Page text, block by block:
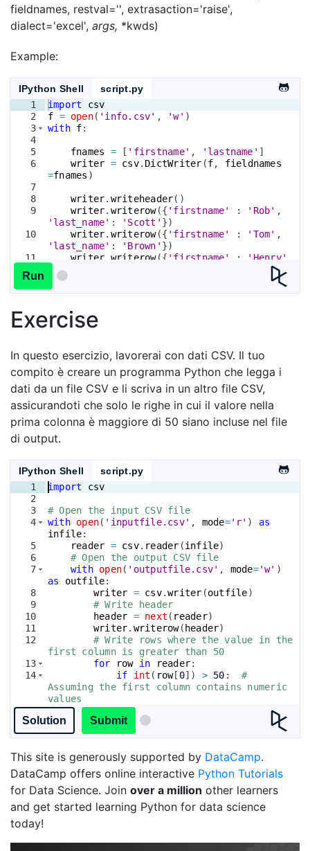
fieldnames, restval='', extrasaction='raise',
dialect='excel', args, *kwds)
Example:
IPython Shell
script.py
1
2
3
4
5
6
7
8
9
10
11
import
csv
f = open( 'info.csv' , 'w' )
with f:
fnames = [ 'firstname' , 'lastname' ]
writer = csv. DictWriter (f, fieldnames
=fnames )
writer. writeheader( )
writer. writerow({ 'firstname' : 'Rob' ,
'last_name' : 'Scott' })
writer. writerow({ 'firstname' : 'Tom' ,
'last_name' : 'Brown' })
writer writerow({ 'firstname' : 'Henry'
'last_name'
Run
Exercise
In questo esercizio, lavorerai con dati CSV. Il tuo
compito è creare un programma Python che legga i
dati da un file CSV e li scriva in un altro file CSV,
assicurandoti che solo le righe in cui il valore nella
prima colonna è maggiore di 50 siano incluse nel file
di output.
IPython Shell
script.py
1
2
3
4
5
6
7
8
9
10
11
12
13
14
15
import csv
# Open the input CSV file
with open( 'inputfile.csv' , mode='r' )
as
infile:
reader = csv. reader (infile)
# Open the output CSV file
with open( 'outputfile.csv' , mode='w' )
as
outfile:
writer = csv.writer (outfile)
# Write header
header = next ( reader)
writer. writerow( header)
# Write rows where the value in the
first column is greater than 50
for
row in reader:
if
int ( row[ 0]) > 50 : #
Assuming the first column contains numeric
values
Solution Submit
This site is generously supported by DataCamp.
DataCamp offers online interactive Python Tutorials
for Data Science. Join over a million other learners
and get started learning Python for data science
today!